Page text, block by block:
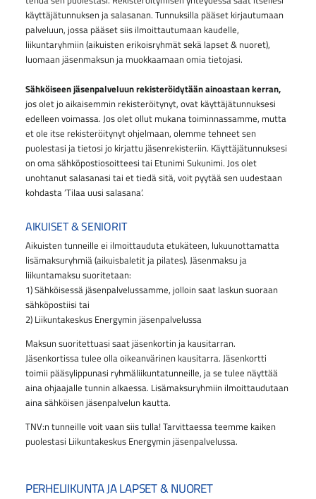
käyttäjätunnuksen ja salasanan. Tunnuksilla pääset kirjautumaan
palveluun, jossa pääset siis ilmoittautumaan kaudelle,
liikuntaryhmiin (aikuisten erikoisryhmät sekä lapset & nuoret),
luomaan jäsenmaksun ja muokkaamaan omia tietojasi.
Sähköiseen jäsenpalveluun rekisteröidytään ainoastaan kerran,
jos olet jo aikaisemmin rekisteröitynyt, ovat käyttäjätunnuksesi
edelleen voimassa. Jos olet ollut mukana toiminnassamme, mutta
et ole itse rekisteröitynyt ohjelmaan, olemme tehneet sen
puolestasi ja tietosi jo kirjattu jäsenrekisteriin. Käyttäjätunnuksesi
on oma sähköpostiosoitteesi tai Etunimi Sukunimi. Jos olet
unohtanut salasanasi tai et tiedä sitä, voit pyytää sen uudestaan
kohdasta ’Tilaa uusi salasana’.
AIKUISET & SENIORIT
Aikuisten tunneille ei ilmoittauduta etukäteen, lukuunottamatta
lisämaksuryhmiä (aikuisbaletit ja pilates). Jäsenmaksu ja
liikuntamaksu suoritetaan:
1) Sähköisessä jäsenpalvelussamme, jolloin saat laskun suoraan
sähköpostiisi tai
2) Liikuntakeskus Energymin jäsenpalvelussa
Maksun suoritettuasi saat jäsenkortin ja kausitarran.
Jäsenkortissa tulee olla oikeanvärinen kausitarra. Jäsenkortti
toimii pääsylippunasi ryhmäliikuntatunneille, ja se tulee näyttää
aina ohjaajalle tunnin alkaessa. Lisämaksuryhmiin ilmoittaudutaan
aina sähköisen jäsenpalvelun kautta.
TNV:n tunneille voit vaan siis tulla! Tarvittaessa teemme kaiken
puolestasi Liikuntakeskus Energymin jäsenpalvelussa.
PERHELIIKUNTA JA LAPSET & NUORET